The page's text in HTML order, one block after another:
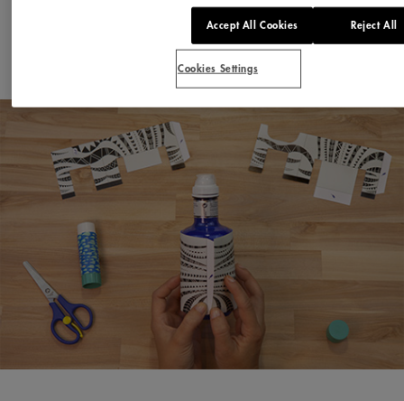
Lo primero que tenemos que hacer es pegar el
cuerpo alrededor de la botella.
Reject All
Accept All Cookies
Cookies Settings